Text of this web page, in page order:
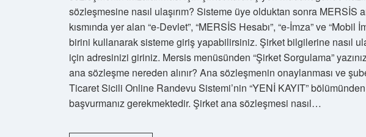
sözleşmesine nasıl ulaşırım? Sisteme üye olduktan sonra MERSİS
kısmında yer alan “e-Devlet”, “MERSİS Hesabı”, “e-İmza” ve
birini kullanarak sisteme giriş yapabilirsiniz. Şirket bilgilerine nasıl
için adresinizi giriniz. Mersis menüsünden “Şirket Sorgulama”
ana sözleşme nereden alınır? Ana sözleşmenin onaylanması ve
Ticaret Sicili Online Randevu Sistemi’nin “YENİ KAYIT”
başvurmanız gerekmektedir. Şirket ana sözleşmesi nasıl…